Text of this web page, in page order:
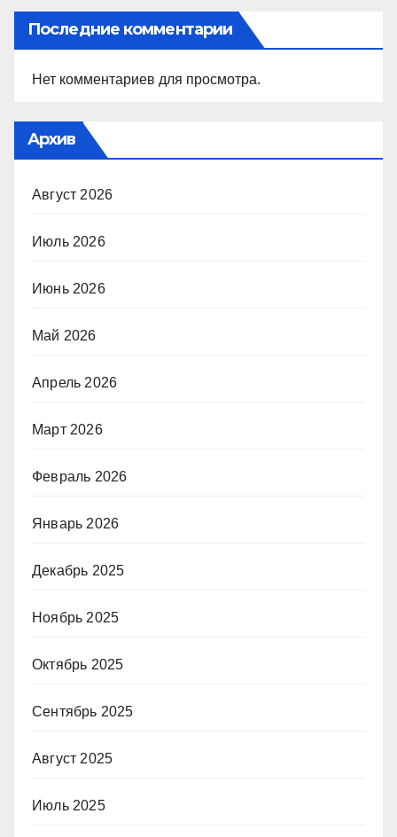
Последние комментарии
Нет комментариев для просмотра.
Архив
Август 2026
Июль 2026
Июнь 2026
Май 2026
Апрель 2026
Март 2026
Февраль 2026
Январь 2026
Декабрь 2025
Ноябрь 2025
Октябрь 2025
Сентябрь 2025
Август 2025
Июль 2025